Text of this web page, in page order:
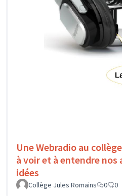
Une Webradio au
à voir et à entendre nos
idées
Collège Jules Romains 0 0